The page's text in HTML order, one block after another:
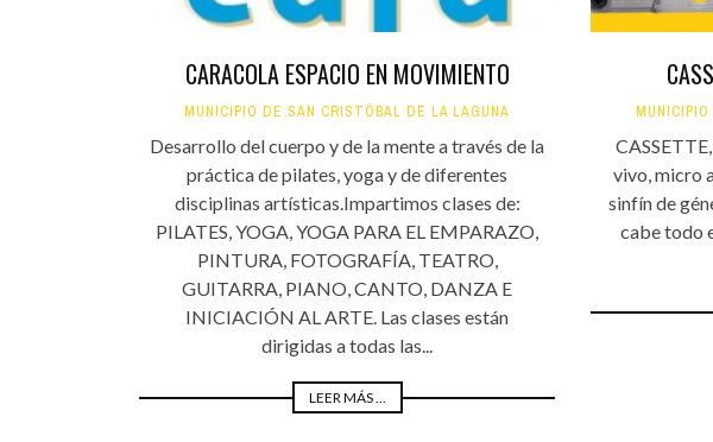
CARACOLA ESPACIO EN MOVIMIENTO
MUNICIPIO DE SAN CRISTÓBAL DE LA LAGUNA
Desarrollo del cuerpo y de la mente a través de la
práctica de pilates, yoga y de diferentes
disciplinas artísticas.Impartimos clases de:
PILATES, YOGA, YOGA PARA EL EMPARAZO,
PINTURA, FOTOGRAFÍA, TEATRO,
GUITARRA, PIANO, CANTO, DANZA E
INICIACIÓN AL ARTE. Las clases están
dirigidas a todas las...
LEER MÁS ...
vivo, micro
sinfín de
cabe todo